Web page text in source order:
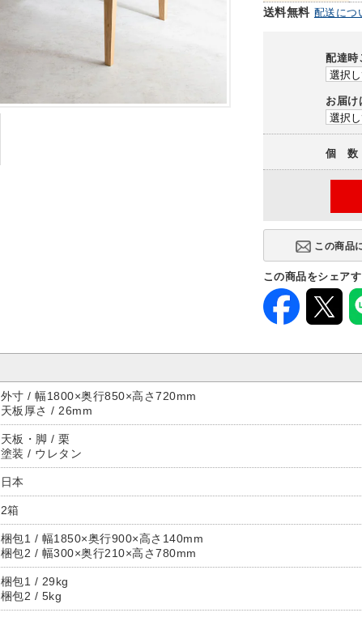
送料無料 配送につ
配達時
お届け
個
この商品をシェア
外寸 / 幅1800×奥行850×高さ720mm
天板厚さ / 26mm
天板・脚 / 栗
塗装 / ウレタン
日本
2箱
梱包1 / 幅1850×奥行900×高さ140mm
梱包2 / 幅300×奥行210×高さ780mm
梱包1 / 29kg
梱包2 / 5kg